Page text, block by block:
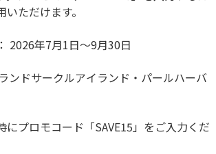
ただけます。
2026年7月1日〜9月30日
ンドサークルアイランド・パールハーバ
にプロモコード「SAVE15」をご入力くだ